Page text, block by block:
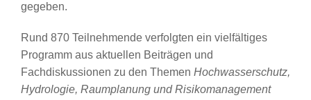
gegeben.
Rund 870 Teilnehmende verfolgten ein vielfältiges
Programm aus aktuellen Beiträgen und
Fachdiskussionen zu den Themen Hochwasserschutz,
Hydrologie, Raumplanung und Risikomanagement